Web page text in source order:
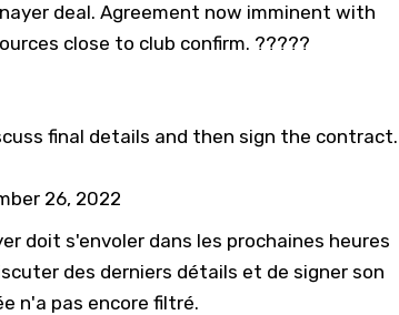
deal. Agreement now imminent with
close to club confirm. ?????
final details and then sign the contract.
26, 2022
doit s'envoler dans les prochaines heures
des derniers détails et de signer son
n'a pas encore filtré.